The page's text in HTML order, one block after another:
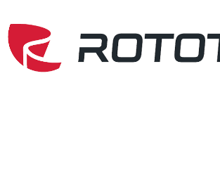
MATCHER
KLÄPPASPÅRET